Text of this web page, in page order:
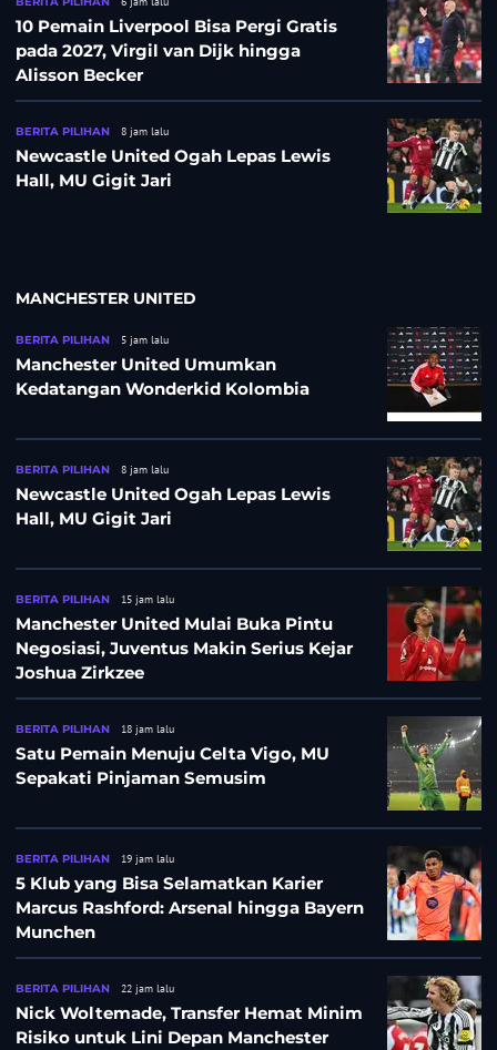
10 Pemain Liverpool Bisa Pergi Gratis
pada 2027, Virgil van Dijk hingga
Alisson Becker
BERITA PILIHAN 8 jam lalu
Newcastle United Ogah Lepas Lewis
Hall, MU Gigit Jari
MANCHESTER UNITED
BERITA PILIHAN 5 jam lalu
Manchester United Umumkan
Kedatangan Wonderkid Kolombia
BERITA PILIHAN 8 jam lalu
Newcastle United Ogah Lepas Lewis
Hall, MU Gigit Jari
BERITA PILIHAN 15 jam lalu
Manchester United Mulai Buka Pintu
Negosiasi, Juventus Makin Serius Kejar
Joshua Zirkzee
BERITA PILIHAN 18 jam lalu
Satu Pemain Menuju Celta Vigo, MU
Sepakati Pinjaman Semusim
BERITA PILIHAN 19 jam lalu
5 Klub yang Bisa Selamatkan Karier
Marcus Rashford: Arsenal hingga Bayern
Munchen
BERITA PILIHAN 22 jam lalu
Nick Woltemade, Transfer Hemat Minim
Risiko untuk Lini Depan Manchester